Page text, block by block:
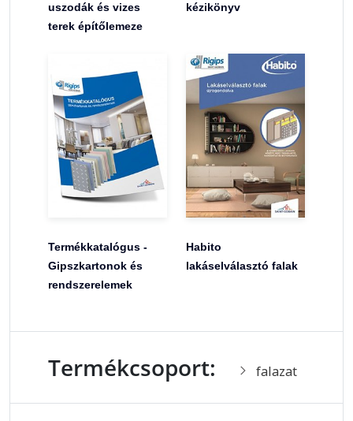
uszodák és vizes
terek építőlemeze
kézikönyv
Termékkatalógus -
Gipszkartonok és
rendszerelemek
Habito
lakáselválasztó falak
Termékcsoport: falazat